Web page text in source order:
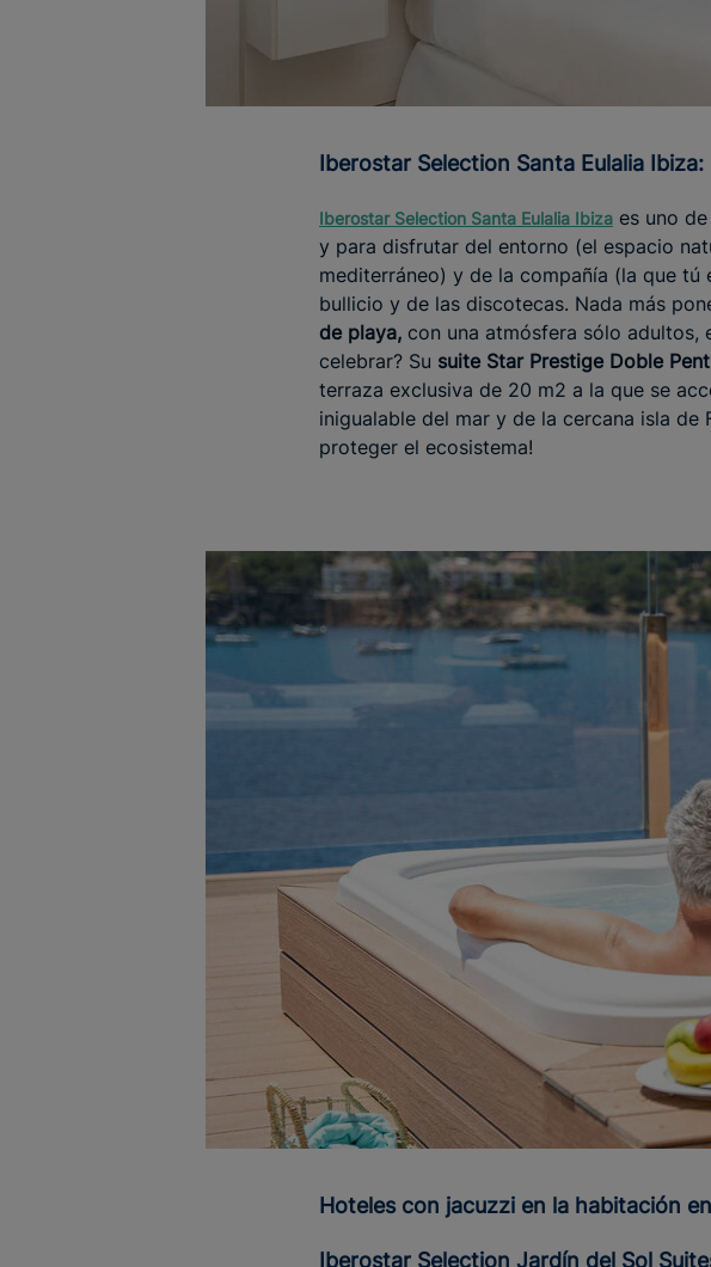
Iberostar Selection Santa Eulalia
Iberostar Selection Santa Eulalia Ibiza es uno
y para disfrutar del entorno (el espacio
mediterráneo) y de la compañía (la que
bullicio y de las discotecas. Nada más
de playa, con una atmósfera sólo adultos,
celebrar? Su suite Star Prestige Doble
terraza exclusiva de 20 m2 a la que se
inigualable del mar y de la cercana isla de
proteger el ecosistema!
Hoteles con jacuzzi en la habitación
Iberostar Selection Jardín del Sol